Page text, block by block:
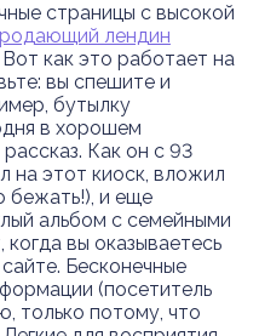
страницы с высокой
лендин
как это работает на
вы спешите и
бутылку
в хорошем
Как он с 93
на этот киоск, вложил
бежать!), и еще
альбом с семейными
вы оказываетесь
Бесконечные
(посетитель
только потому, что